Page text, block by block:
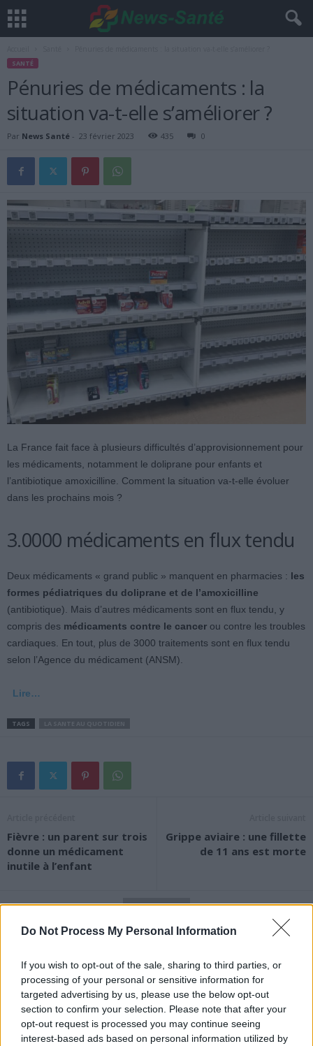
Do Not Process My Personal Information
If you wish to opt-out of the sale, sharing to third parties, or
processing of your personal or sensitive information for
targeted advertising by us, please use the below opt-out
section to confirm your selection. Please note that after your
opt-out request is processed you may continue seeing
interest-based ads based on personal information utilized by
SANTÉ
Pénuries de médicaments : la
situation va-t-elle s’améliorer ?
Par News Santé - 23 février 2023 435 0
La France fait face à plusieurs difficultés d’approvisionnement pour
les médicaments, notamment le doliprane pour enfants et
l’antibiotique amoxicilline. Comment la situation va-t-elle évoluer
dans les prochains mois ?
3.0000 médicaments en flux tendu
Deux médicaments « grand public » manquent en pharmacies : les
formes pédiatriques du doliprane et de l’amoxicilline
(antibiotique). Mais d’autres médicaments sont en flux tendu, y
compris des médicaments contre le cancer ou contre les troubles
cardiaques. En tout, plus de 3000 traitements sont en flux tendu
selon l’Agence du médicament (ANSM).
Lire…
TAGS
Fièvre : un parent sur trois
donne un médicament
inutile à l’enfant
Grippe aviaire : une fillette
de 11 ans est morte
News Santé
https://news-sante.fr
ARTICLES CONNEXES PLUS DE L'AUTEUR